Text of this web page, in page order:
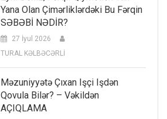
Yana Olan Çimərliklərdəki Bu Fərqin
SƏBƏBİ NƏDİR?
27 İyul 2026
TURAL KƏLBƏCƏRLİ
Məzuniyyətə Çıxan Işçi Işdən
Qovula Bilər? – Vəkildən
AÇIQLAMA